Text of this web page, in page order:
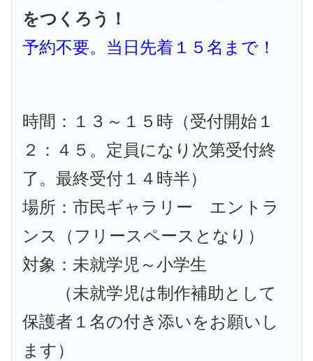
をつくろう！
予約不要。当日先着１５名まで！
時間：１３～１５時（受付開始１
２：４５。定員になり次第受付終
了。最終受付１４時半）
場所：市民ギャラリー エントラ
ンス（フリースペースとなり）
対象：未就学児～小学生
（未就学児は制作補助として
保護者１名の付き添いをお願いし
ます）